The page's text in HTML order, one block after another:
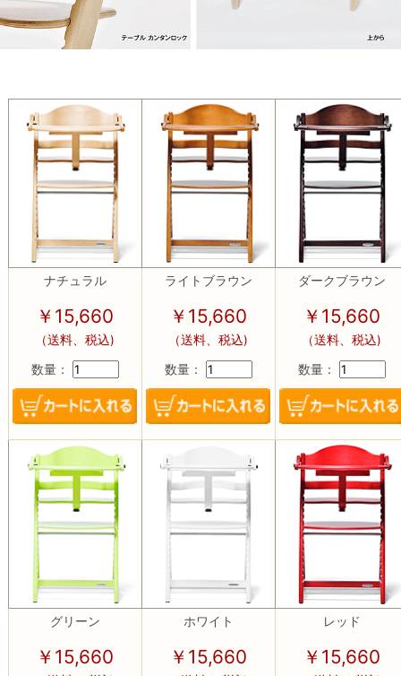
ナチュラル
￥15,660
（送料、税込)
数量：
ライトブラウン
￥15,660
（送料、税込)
数量：
ダークブラウン
￥15,660
（送料、税込)
数量：
グリーン
￥15,660
ホワイト
￥15,660
レッド
￥15,660